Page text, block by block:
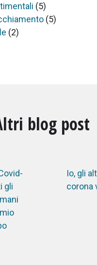
(5)
(5)
(2)
blog post
gli
Io, gli
corona